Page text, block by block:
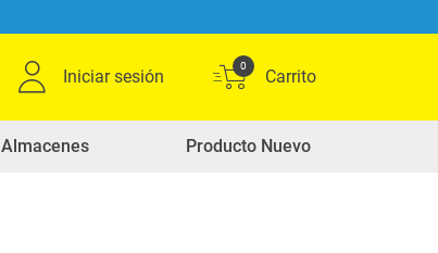
Iniciar sesión
0
Almacenes Producto Nuevo